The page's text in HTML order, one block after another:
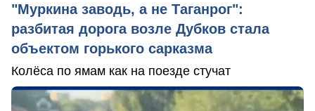
"Муркина заводь, а не Таганрог":
разбитая дорога возле Дубков стала
объектом горького сарказма
Колёса по ямам как на поезде стучат